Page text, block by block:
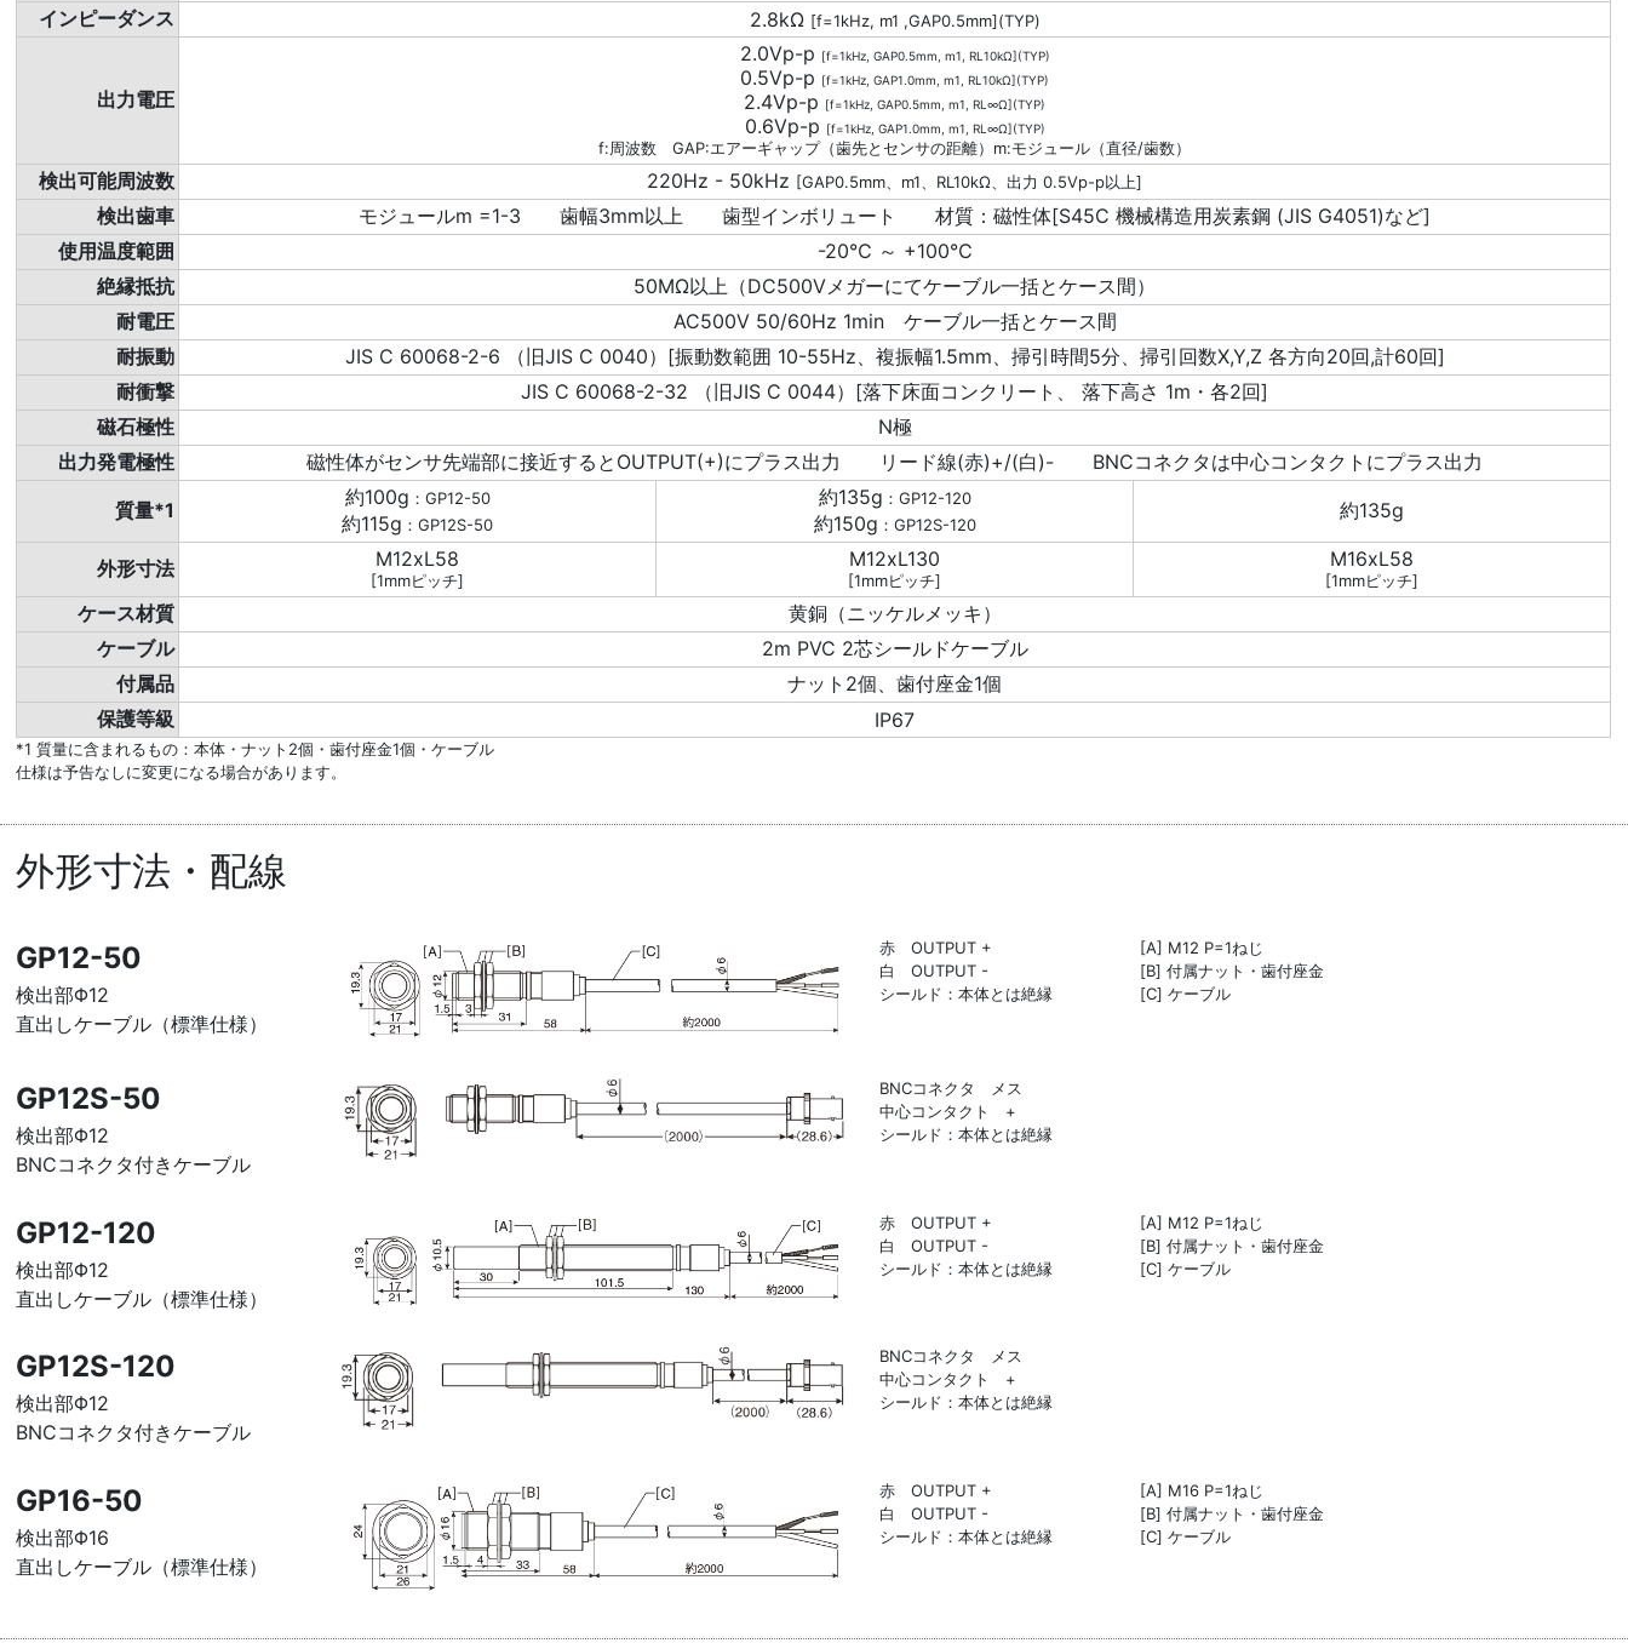
インピーダンス
2.8kΩ [f=1kHz, m1 ,GAP0.5mm](TYP)
出力電圧
2.0Vp-p [f=1kHz, GAP0.5mm, m1, RL10kΩ](TYP)
0.5Vp-p [f=1kHz, GAP1.0mm, m1, RL10kΩ](TYP)
2.4Vp-p [f=1kHz, GAP0.5mm, m1, RL∞Ω](TYP)
0.6Vp-p [f=1kHz, GAP1.0mm, m1, RL∞Ω](TYP)
f:周波数 GAP:エアーギャップ（歯先とセンサの距離）m:モジュール（直径/歯数）
検出可能周波数 220Hz - 50kHz [GAP0.5mm、m1、RL10kΩ、出力 0.5Vp-p以上]
検出歯車
モジュールm =1-3 歯幅3mm以上 歯型インボリュート 材質：磁性体[S45C 機械構造用炭素鋼 (JIS G4051)など]
使用温度範囲
-20℃ ～ +100℃
絶縁抵抗
50MΩ以上（DC500Vメガーにてケーブル一括とケース間）
耐電圧
AC500V 50/60Hz 1min ケーブル一括とケース間
耐振動
JIS C 60068-2-6 （旧JIS C 0040）[振動数範囲 10-55Hz、複振幅1.5mm、掃引時間5分、掃引回数X,Y,Z 各方向20回,計60回]
耐衝撃
JIS C 60068-2-32 （旧JIS C 0044）[落下床面コンクリート、 落下高さ 1m・各2回]
磁石極性
N極
出力発電極性
磁性体がセンサ先端部に接近するとOUTPUT(+)にプラス出力 リード線(赤)+/(白)- BNCコネクタは中心コンタクトにプラス出力
質量*1
約100g ：GP12-50
約115g ：GP12S-50
約135g ：GP12-120
約150g ：GP12S-120
約135g
外形寸法 M12xL58
[1mmピッチ]
M12xL130
[1mmピッチ]
M16xL58
[1mmピッチ]
ケース材質
黄銅（ニッケルメッキ）
ケーブル
2m PVC 2芯シールドケーブル
付属品
ナット2個、歯付座金1個
保護等級
IP67
*1 質量に含まれるもの：本体・ナット2個・歯付座金1個・ケーブル
仕様は予告なしに変更になる場合があります。
外形寸法・配線
GP12-50
検出部Φ12
直出しケーブル（標準仕様）
赤 OUTPUT +
白 OUTPUT -
シールド：本体とは絶縁
[A] M12 P=1ねじ
[B] 付属ナット・歯付座金
[C] ケーブル
GP12S-50
検出部Φ12
BNCコネクタ付きケーブル
BNCコネクタ メス
中心コンタクト +
シールド：本体とは絶縁
GP12-120
検出部Φ12
直出しケーブル（標準仕様）
赤 OUTPUT +
白 OUTPUT -
シールド：本体とは絶縁
[A] M12 P=1ねじ
[B] 付属ナット・歯付座金
[C] ケーブル
GP12S-120
検出部Φ12
BNCコネクタ付きケーブル
BNCコネクタ メス
中心コンタクト +
シールド：本体とは絶縁
GP16-50
検出部Φ16
直出しケーブル（標準仕様）
赤 OUTPUT +
白 OUTPUT -
シールド：本体とは絶縁
[A] M16 P=1ねじ
[B] 付属ナット・歯付座金
[C] ケーブル